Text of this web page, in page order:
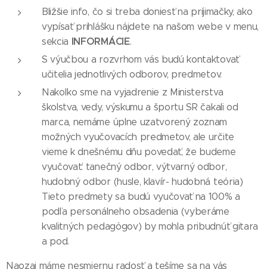
Bližšie info, čo si treba doniesť na príjimačky, ako
vypísať prihlášku nájdete na našom webe v menu,
sekcia INFORMÁCIE.
S výučbou a rozvrhom vás budú kontaktovať
učitelia jednotlivých odborov, predmetov.
Nakoľko sme na vyjadrenie z Ministerstva
školstva, vedy, výskumu a športu SR čakali od
marca, nemáme úplne uzatvorený zoznam
možných vyučovacích predmetov, ale určite
vieme k dnešnému dňu povedať, že budeme
vyučovať: tanečný odbor, výtvarný odbor,
hudobný odbor (husle, klavír- hudobná teória)
Tieto predmety sa budú vyučovať na 100% a
podľa personálneho obsadenia (vyberáme
kvalitných pedagógov) by mohla pribudnúť gitara
a pod.
Naozaj máme nesmiernu radosť a tešíme sa na vás 😊